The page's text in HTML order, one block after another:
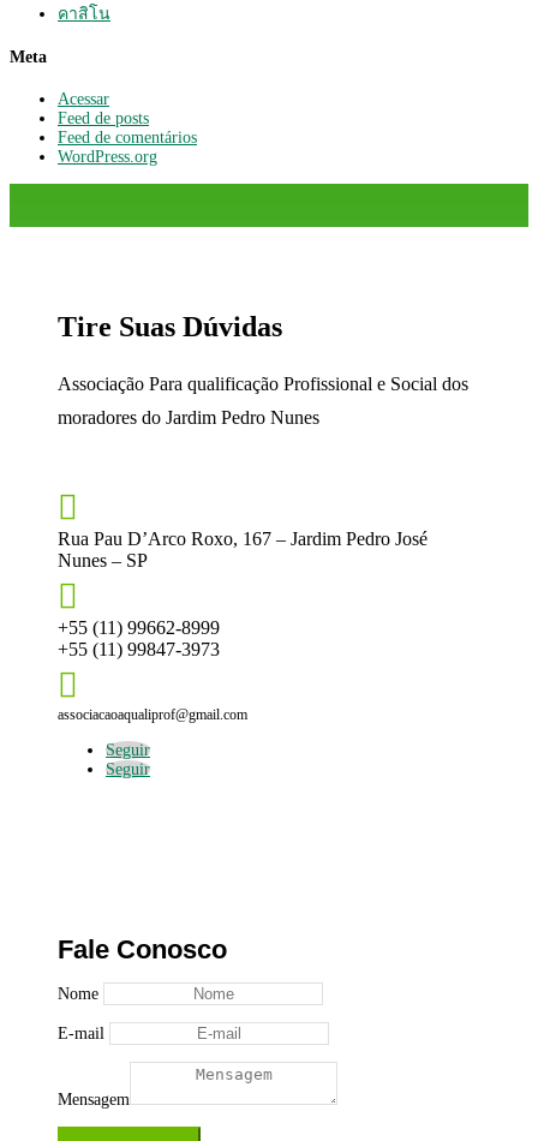
คาสิโน
Meta
Acessar
Feed de posts
Feed de comentários
WordPress.org
Tire Suas Dúvidas
Associação Para qualificação Profissional e Social dos
moradores do Jardim Pedro Nunes

Rua Pau D’Arco Roxo, 167 – Jardim Pedro José
Nunes – SP

+55 (11) 99662-8999
+55 (11) 99847-3973

associacaoaqualiprof@gmail.com
Seguir
Seguir
Fale Conosco
Nome
E-mail
Mensagem